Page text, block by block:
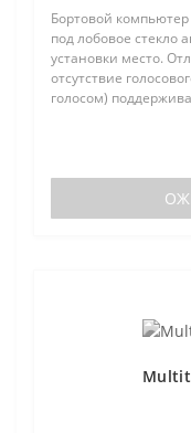
Бортовой
под лобовое стекло
установки место.
отсутствие
голосом)